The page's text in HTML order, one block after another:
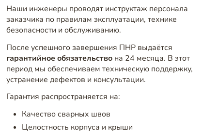
Наши инженеры проводят инструктаж персонала
заказчика по правилам эксплуатации, технике
безопасности и обслуживанию.
После успешного завершения ПНР выдаётся
гарантийное обязательствона 24 месяца. В этот
период мы обеспечиваем техническую поддержку,
устранение дефектов и консультации.
Гарантия распространяется на:
Качество сварных швов
Целостность корпуса и крыши